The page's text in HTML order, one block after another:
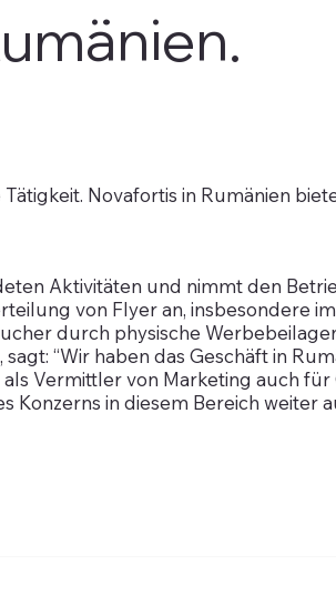
Novafortis in Rumänien
Aktivitäten und nimmt den
von Flyer an, insbesondere
durch physische
“Wir haben das Geschäft in
Vermittler von Marketing auch
Konzerns in diesem Bereich weiter